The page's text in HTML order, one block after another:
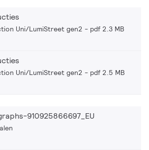
Uni/LumiStreet gen2 pdf 2.3 MB
Uni/LumiStreet gen2 pdf 2.5 MB
910925866697_EU